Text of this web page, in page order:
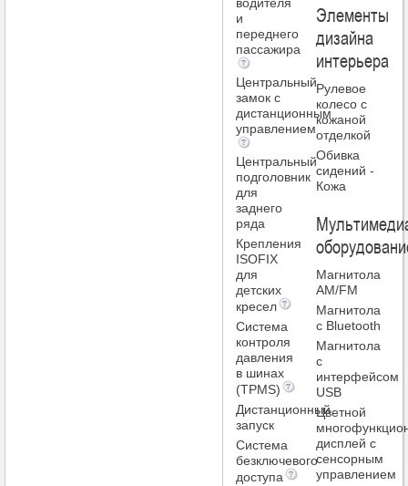
и
переднего
пассажира
Центральный
замок с
дистанционным
управлением
Центральный
подголовник
для
заднего
ряда
Крепления
ISOFIX
для
детских
кресел
Система
контроля
давления
в шинах
(TPMS)
Дистанционный
запуск
Система
безключевого
доступа
Элементы
дизайна
интерьера
Рулевое
колесо с
кожаной
отделкой
Обивка
сидений -
Кожа
Магнитола
AM/FM
Магнитола
с Bluetooth
Магнитола
с
интерфейсом
USB
Цветной
дисплей с
сенсорным
управлением